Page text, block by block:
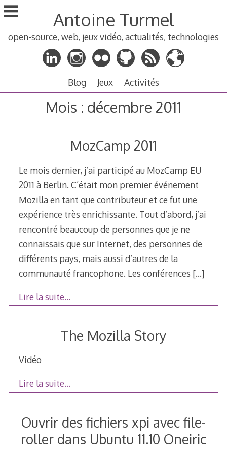
Aller
au
principal
Antoine Turmel
open-source, web, jeux vidéo, actualités, technologies
Blog Jeux Activités
Mois : décembre 2011
MozCamp 2011
Le mois dernier, j’ai participé au MozCamp EU
2011 à Berlin. C’était mon premier événement
Mozilla en tant que contributeur et ce fut une
expérience très enrichissante. Tout d’abord, j’ai
rencontré beaucoup de personnes que je ne
connaissais que sur Internet, des personnes de
différents pays, mais aussi d’autres de la
communauté francophone. Les conférences […]
Lire la suite…
The Mozilla Story
Vidéo
Lire la suite…
Ouvrir des fichiers xpi avec file-
roller dans Ubuntu 11.10 Oneiric